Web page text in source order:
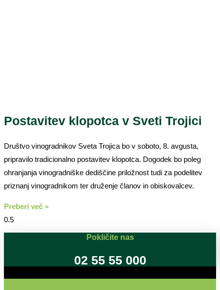
Postavitev klopotca v Sveti Trojici
Društvo vinogradnikov Sveta Trojica bo v soboto, 8. avgusta,
pripravilo tradicionalno postavitev klopotca. Dogodek bo poleg
ohranjanja vinogradniške dediščine priložnost tudi za podelitev
priznanj vinogradnikom ter druženje članov in obiskovalcev.
Preberi več »
Pokličite nas
02 55 55 000